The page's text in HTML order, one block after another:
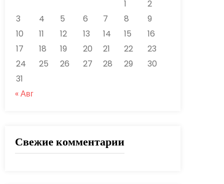
1
2
3
4 5 6 7 8
9
10
11 12 13 14 15
16
17
18 19 20 21 22
23
24
25 26 27 28 29
30
31
« Авг
Свежие комментарии